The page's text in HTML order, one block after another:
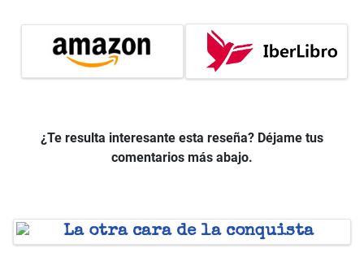
¿Te resulta interesante esta reseña? Déjame tus
comentarios más abajo.